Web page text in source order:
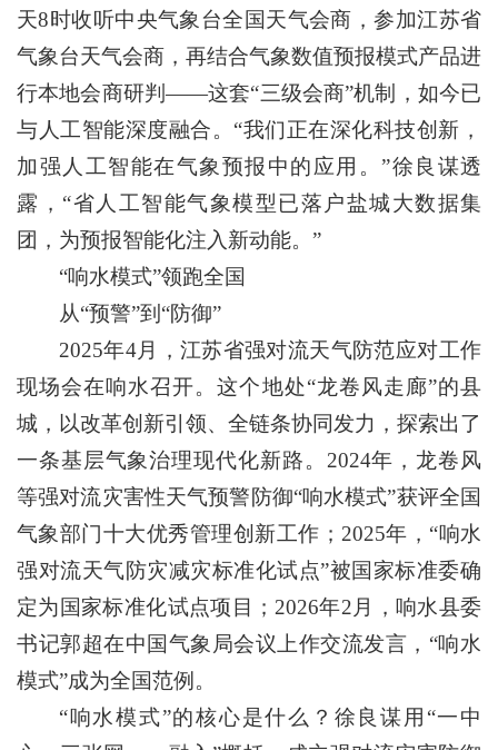
天8时收听中央气象台全国天气会商，参加江苏省
气象台天气会商，再结合气象数值预报模式产品进
行本地会商研判——这套“三级会商”机制，如今已
与人工智能深度融合。“我们正在深化科技创新，
加强人工智能在气象预报中的应用。”徐良谋透
露，“省人工智能气象模型已落户盐城大数据集
团，为预报智能化注入新动能。”
“响水模式”领跑全国
从“预警”到“防御”
2025年4月，江苏省强对流天气防范应对工作
现场会在响水召开。这个地处“龙卷风走廊”的县
城，以改革创新引领、全链条协同发力，探索出了
一条基层气象治理现代化新路。2024年，龙卷风
等强对流灾害性天气预警防御“响水模式”获评全国
气象部门十大优秀管理创新工作；2025年，“响水
强对流天气防灾减灾标准化试点”被国家标准委确
定为国家标准化试点项目；2026年2月，响水县委
书记郭超在中国气象局会议上作交流发言，“响水
模式”成为全国范例。
“响水模式”的核心是什么？徐良谋用“一中